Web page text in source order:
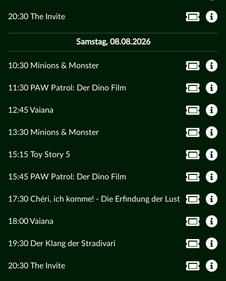
20:30 The Invite
Samstag, 08.08.2026
10:30 Minions & Monster
11:30 PAW Patrol: Der Dino Film
12:45 Vaiana
13:30 Minions & Monster
15:15 Toy Story 5
15:45 PAW Patrol: Der Dino Film
17:30 Chéri, ich komme! - Die Erfindung der Lust
18:00 Vaiana
19:30 Der Klang der Stradivari
20:30 The Invite